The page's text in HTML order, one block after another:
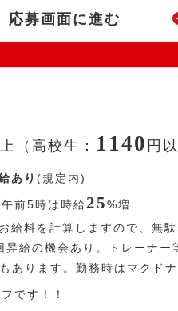
応募画面に進む
（高校生： 1140 円
あり (規定内)
前5時は時給25%増
給料を計算しますので、無
昇給の機会あり。トレーナー
あります。勤務時はマクド
です！！